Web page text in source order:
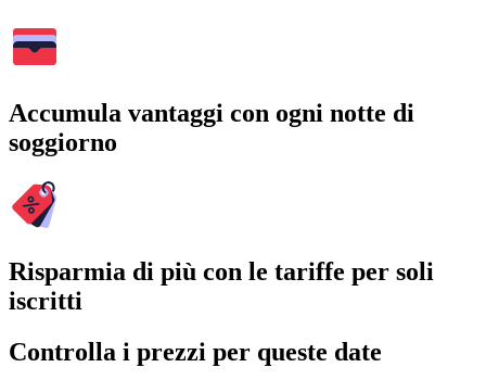
Accumula vantaggi con ogni notte di
soggiorno
Risparmia di più con le tariffe per soli
iscritti
Controlla i prezzi per queste date